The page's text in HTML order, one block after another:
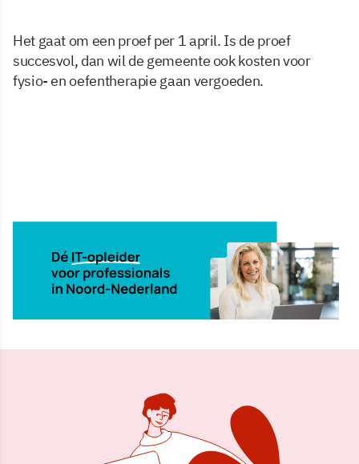
Het gaat om een proef per 1 april. Is de proef
succesvol, dan wil de gemeente ook kosten voor
fysio- en oefentherapie gaan vergoeden.
14 mrt 2024, 10:45